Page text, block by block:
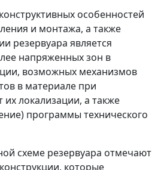
особенностей
и монтажа, а также
резервуара является
напряженных зон в
возможных механизмов
в материале при
их локализации, а также
программы технического
схеме резервуара отмечают
которые